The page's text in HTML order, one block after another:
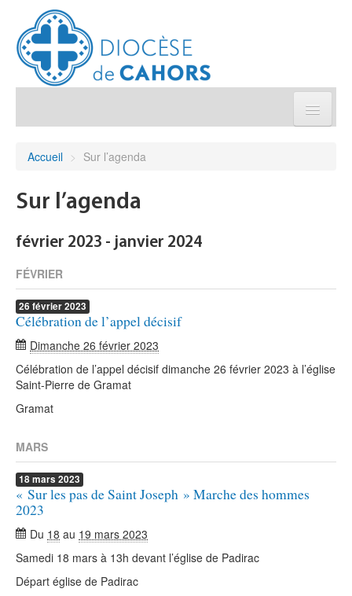
Agenda diocésain
Je donne
Annuaire/Contact
Accueil > Sur l’agenda
Sur l’agenda
février 2023 - janvier 2024
FÉVRIER
26 février2023
Célébration de l’appel décisif
Dimanche 26 février 2023
Célébration de l’appel décisif dimanche 26 février 2023 à l’église
Saint-Pierre de Gramat
Gramat
MARS
18mars 2023
« Sur les pas de Saint Joseph » Marche des hommes
2023
Du 18 au 19 mars 2023
Samedi 18 mars à 13h devant l’église de Padirac
Départ église de Padirac